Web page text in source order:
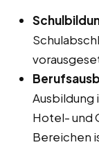
Ausbildung
Hotel- und
Bereichen